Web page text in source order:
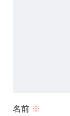
名前 ※